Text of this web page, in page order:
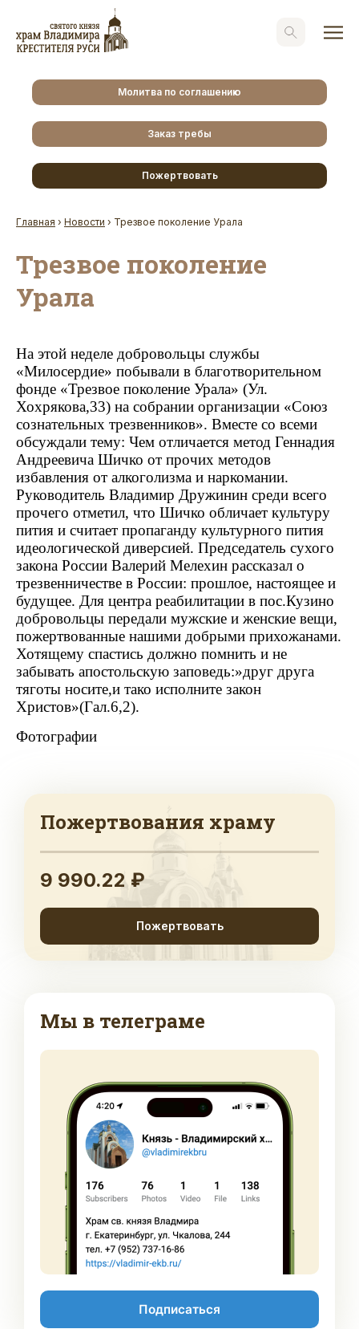
Молитва по соглашению
Заказ требы
Пожертвовать
Главная › Новости › Трезвое поколение Урала
Трезвое поколение
Урала
На этой неделе добровольцы службы
«Милосердие» побывали в благотворительном
фонде «Трезвое поколение Урала» (Ул.
Хохрякова,33) на собрании организации «Союз
сознательных трезвенников». Вместе со всеми
обсуждали тему: Чем отличается метод Геннадия
Андреевича Шичко от прочих методов
избавления от алкоголизма и наркомании.
Руководитель Владимир Дружинин среди всего
прочего отметил, что Шичко обличает культуру
пития и считает пропаганду культурного пития
идеологической диверсией. Председатель сухого
закона России Валерий Мелехин рассказал о
трезвенничестве в России: прошлое, настоящее и
будущее. Для центра реабилитации в пос.Кузино
добровольцы передали мужские и женские вещи,
пожертвованные нашими добрыми прихожанами.
Хотящему спастись должно помнить и не
забывать апостольскую заповедь:»друг друга
тяготы носите,и тако исполните закон
Христов»(Гал.6,2).
Фотографии
Пожертвования храму
9 990.22 ₽
Пожертвовать
Мы в телеграме
Подписаться